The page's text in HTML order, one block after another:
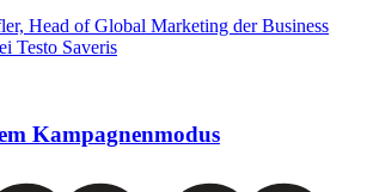
Kampagnenmodus